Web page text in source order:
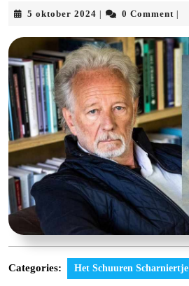
5 oktober 2024 5
2024
0 Comment
Categories: Het Schuuren Scharniertje